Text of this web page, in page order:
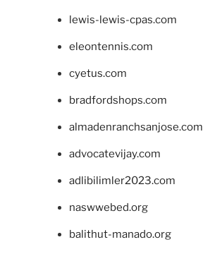
lewis-lewis-cpas.com
eleontennis.com
cyetus.com
bradfordshops.com
almadenranchsanjose.com
advocatevijay.com
adlibilimler2023.com
naswwebed.org
balithut-manado.org